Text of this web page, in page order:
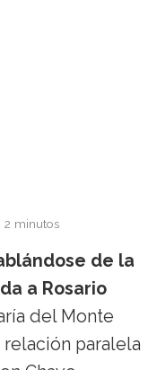
2 minutos
de la
a Rosario
del Monte
paralela